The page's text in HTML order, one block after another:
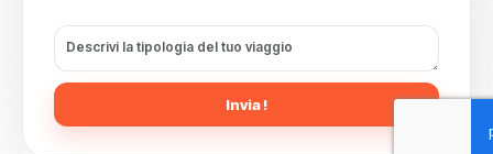
Invia !